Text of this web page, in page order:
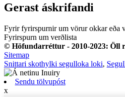
Gerast áskrifandi
Fyrir fyrirspurnir um vörur okkar eða
Fyrirspurn um verðlista
© Höfundarréttur - 2010-2023: Öll
Sitemap
Snittari skothylki segulloka loki,
Sendu tölvupóst
x